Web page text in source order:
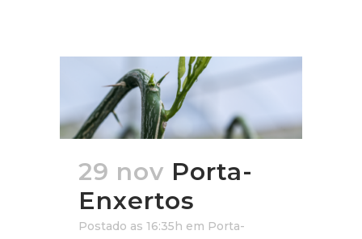
29 nov Porta-
Enxertos
Postado as 16:35h em Porta-